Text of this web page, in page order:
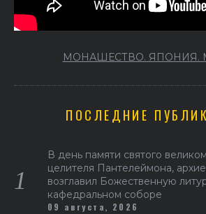
МОНАШЕСТВО. ЯПОНИЯ.
ПОСЛЕДНИЕ
В день памяти святого
целителя Пантелеймона,
возглавил Божественную
кафедральном соборе
09 августа, 2026